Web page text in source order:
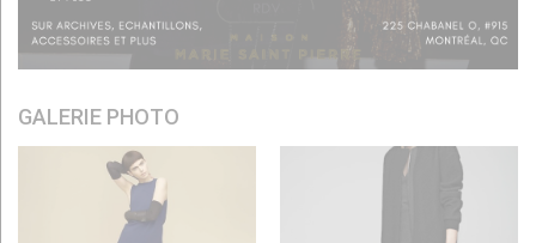
GALERIE PHOTO